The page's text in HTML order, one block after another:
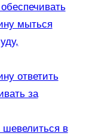
мыться
ответить
за
шевелиться в